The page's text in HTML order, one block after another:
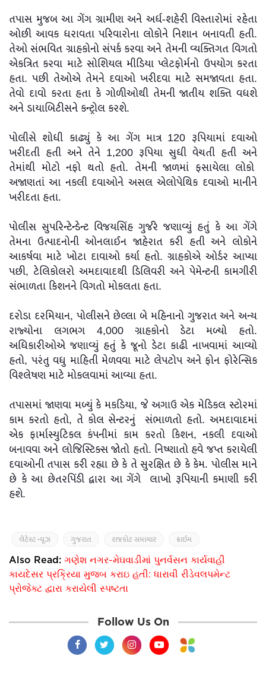
તપાસ મુજબ આ ગેંગ ગ્રામીણ અને અર્ધ-શહેરી વિસ્તારોમાં રહેતા
ઓછી આવક ધરાવતા પરિવારોના લોકોને નિશાન બનાવતી હતી.
તેઓ સંભવિત ગ્રાહકોનો સંપર્ક કરવા અને તેમની વ્યક્તિગત વિગતો
એકત્રિત કરવા માટે સોશિયલ મીડિયા પ્લેટફોર્મનો ઉપયોગ કરતા
હતા. પછી તેઓએ તેમને દવાઓ ખરીદવા માટે સમજાવતા હતા.
તેવો દાવો કરતા હતા કે ગોળીઓથી તેમની જાતીય શક્તિ વધશે
અને ડાયાબિટીસને કન્ટ્રોલ કરશે.
પોલીસે શોધી કાઢ્યું કે આ ગેંગ માત્ર 120 રૂપિયામાં દવાઓ
ખરીદતી હતી અને તેને 1,200 રૂપિયા સુધી વેચતી હતી અને
તેમાંથી મોટો નફો થતો હતો. તેમની જાળમાં ફસાયેલા લોકો
અજાણતાં આ નકલી દવાઓને અસલ એલોપેથિક દવાઓ માનીને
ખરીદતા હતા.
પોલીસ સુપરિન્ટેન્ડેન્ટ વિજયસિંહ ગુર્જરે જણાવ્યું હતું કે આ ગેંગે
તેમના ઉત્પાદનોની ઓનલાઈન જાહેરાત કરી હતી અને લોકોને
આકર્ષવા માટે ખોટા દાવાઓ કર્યા હતો. ગ્રાહકોએ ઓર્ડર આપ્યા
પછી, ટેલિકોલરો અમદાવાદથી ડિલિવરી અને પેમેન્ટની કામગીરી
સંભાળતા કિશનને વિગતો મોકલતા હતા.
દરોડા દરમિયાન, પોલીસને છેલ્લા બે મહિનાનો ગુજરાત અને અન્ય
રાજ્યોના લગભગ 4,000 ગ્રાહકોનો ડેટા મળ્યો હતો.
અધિકારીઓએ જણાવ્યું હતું કે જૂનો ડેટા કાઢી નાખવામાં આવ્યો
હતો, પરંતુ વધુ માહિતી મેળવવા માટે લેપટોપ અને ફોન ફોરેન્સિક
વિશ્લેષણ માટે મોકલવામાં આવ્યા હતા.
તપાસમાં જાણવા મળ્યું કે મકડિયા, જે અગાઉ એક મેડિકલ સ્ટોરમાં
કામ કરતો હતો, તે કોલ સેન્ટરનું સંભાળતો હતો. અમદાવાદમાં
એક ફાર્માસ્યુટિકલ કંપનીમાં કામ કરતો કિશન, નકલી દવાઓ
બનાવવા અને લોજિસ્ટિક્સ જોતો હતો. નિષ્ણાતો હવે જપ્ત કરાયેલી
દવાઓની તપાસ કરી રહ્યા છે કે તે સુરક્ષિત છે કે કેમ. પોલીસ માને
છે કે આ છેતરપિંડી દ્વારા આ ગેંગે લાખો રૂપિયાની કમાણી કરી
હશે.
લેટેસ્ટ ન્યૂઝ ગુજરાત રાજકોટ સમાચાર ક્રાઇમ
Also Read: ગણેશ નગર-મેઘવાડીમાં પુનર્વસન કાર્યવાહી
કાયદેસર પ્રક્રિયા મુજબ કરાઇ હતી: ધારાવી રીડેવલપમેન્ટ
પ્રોજેક્ટ દ્વારા કરાયેલી સ્પષ્ટતા
Follow Us On